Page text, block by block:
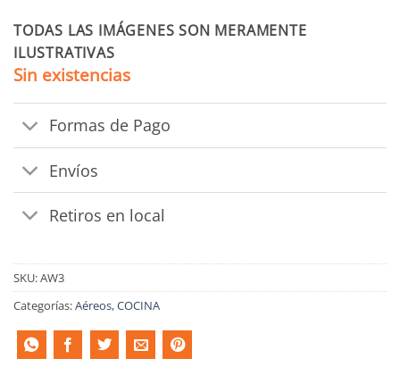
TODAS LAS IMÁGENES SON MERAMENTE
ILUSTRATIVAS
Sin existencias
Formas de Pago
Envíos
Retiros en local
SKU:AW3
Categorías:Aéreos,COCINA